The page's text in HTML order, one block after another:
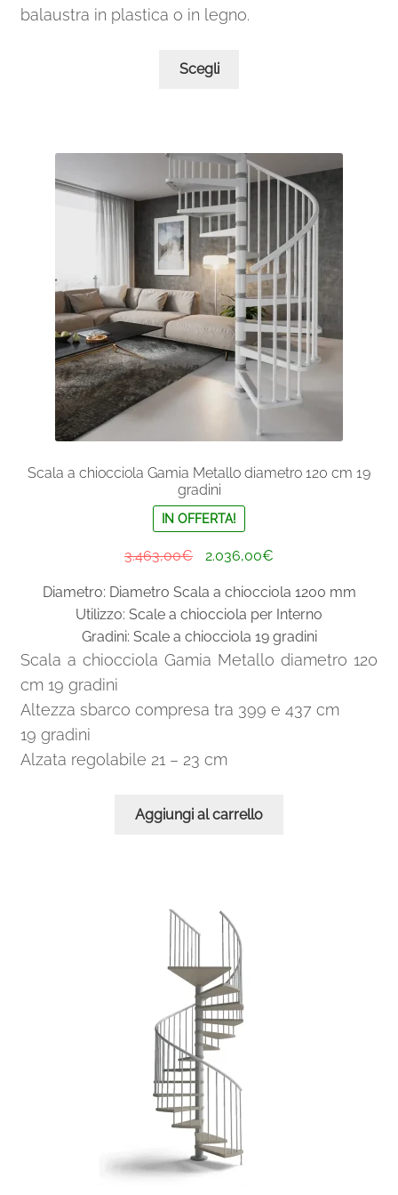
balaustra in plastica o in legno.
Scegli
Le
opzioni
scelte
nella
pagina
del
prodotto
Scala a chiocciola Gamia Metallo diametro 120 cm 19
gradini
IN OFFERTA!
3.463,00€
originale
era:
3.463,00€.
2.036,00€Il
attuale
è:
2.036,00€.
Diametro: Diametro Scala a chiocciola 1200 mm
Utilizzo: Scale a chiocciola per Interno
Gradini: Scale a chiocciola 19 gradini
Scala a chiocciola Gamia Metallo diametro 120
cm 19 gradini
Altezza sbarco compresa tra 399 e 437 cm
19 gradini
Alzata regolabile 21 – 23 cm
Aggiungi al carrello